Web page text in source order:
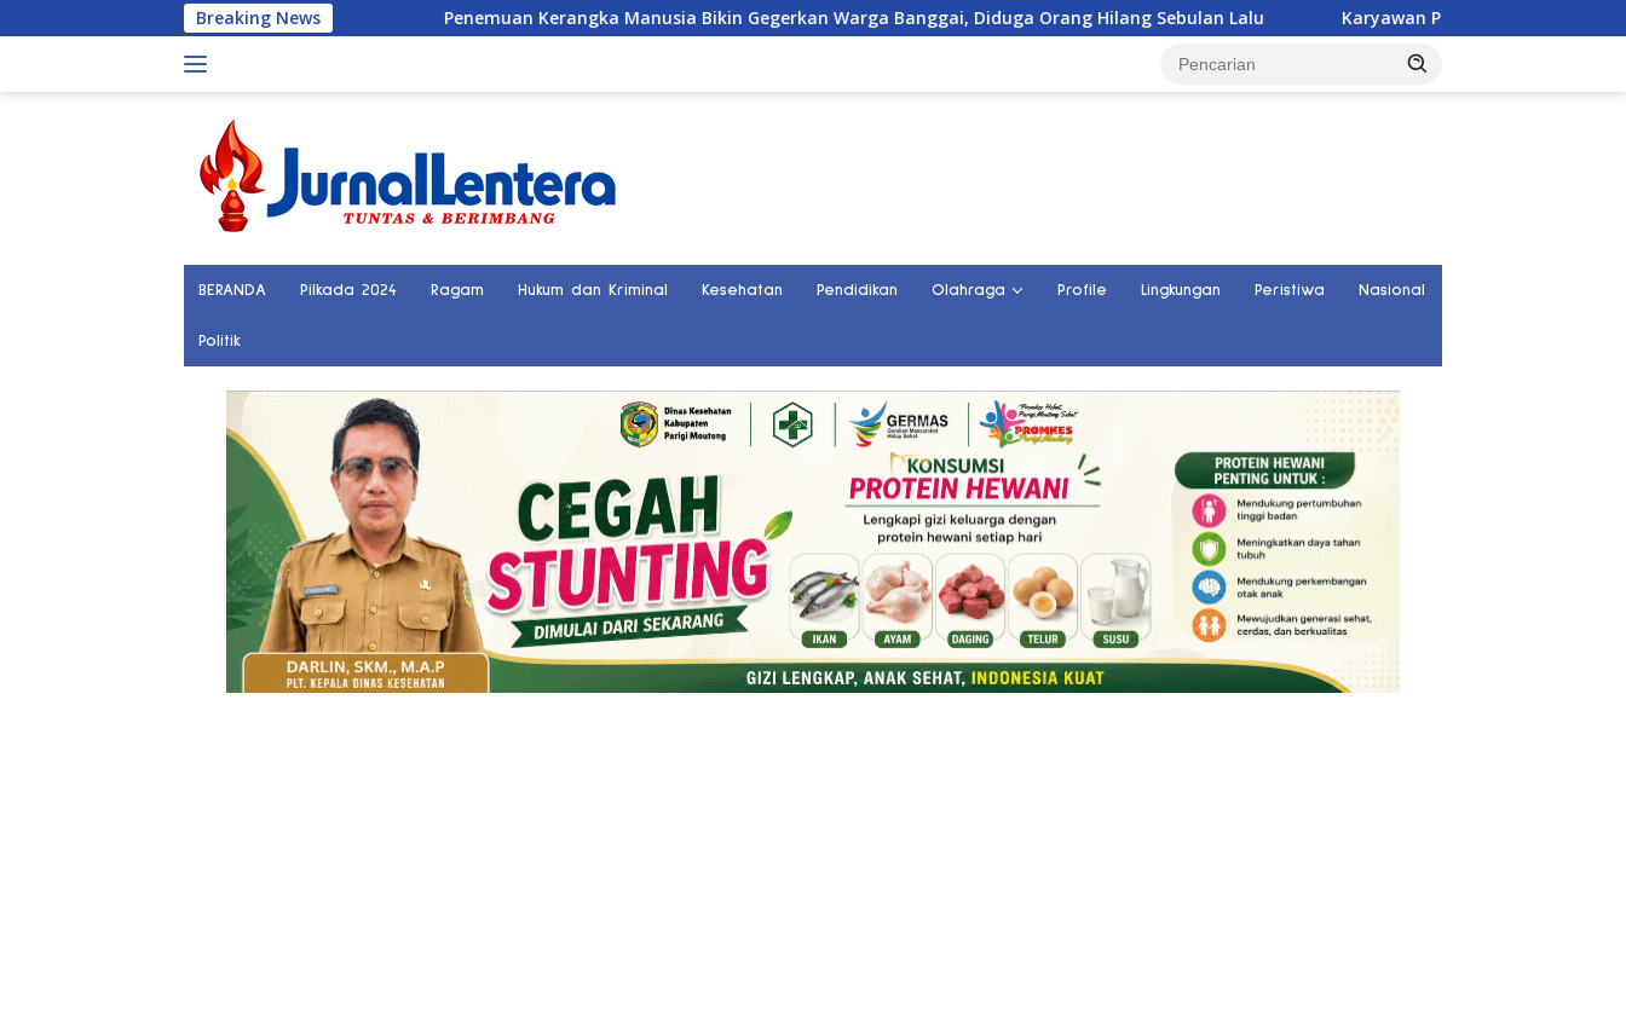
ke
Breaking News
Penemuan Kerangka Manusia Bikin Gegerkan Warga Banggai, Diduga Orang Hilang Sebulan Lalu Karyawan PT UKK Hilang Saat Cek Tongkang,
BERANDA Pilkada 2024 Ragam Hukum dan Kriminal Kesehatan Pendidikan Olahraga Profile Lingkungan Peristiwa Nasional
Politik